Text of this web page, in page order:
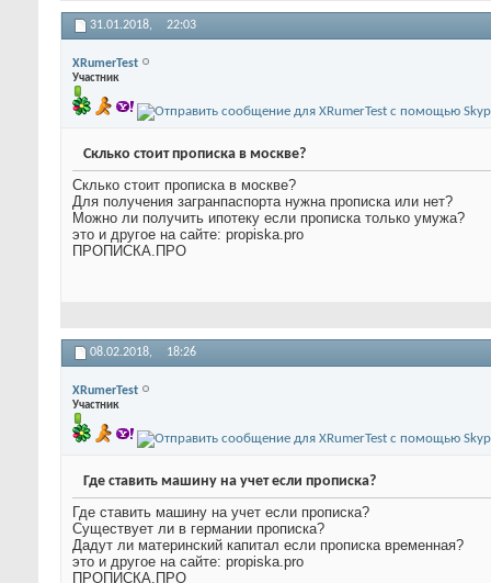
31.01.2018, 22:03
XRumerTest
Участник
Склько стоит прописка в москве?
Склько стоит прописка в москве?
Для получения загранпаспорта нужна прописка или нет?
Можно ли получить ипотеку если прописка только умужа?
это и другое на сайте: propiska.pro
ПРОПИСКА.ПРО
08.02.2018, 18:26
XRumerTest
Участник
Где ставить машину на учет если прописка?
Где ставить машину на учет если прописка?
Существует ли в германии прописка?
Дадут ли материнский капитал если прописка временная?
это и другое на сайте: propiska.pro
ПРОПИСКА.ПРО